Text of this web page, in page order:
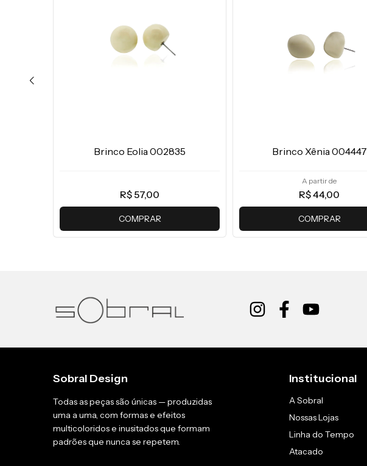
Brinco Eolia 002835
R$ 57,00
COMPRAR
Brinco Xênia 004447
A partir de
R$ 44,00
COMPRAR
Sobral Design
Todas as peças são únicas — produzidas
uma a uma, com formas e efeitos
multicoloridos e inusitados que formam
padrões que nunca se repetem.
Institucional
A Sobral
Nossas Lojas
Linha do Tempo
Atacado